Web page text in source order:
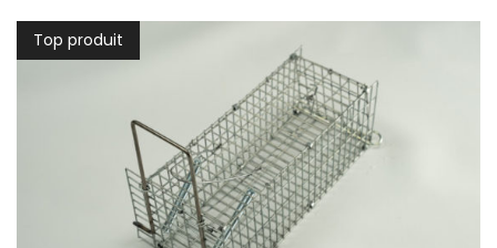
Top produit